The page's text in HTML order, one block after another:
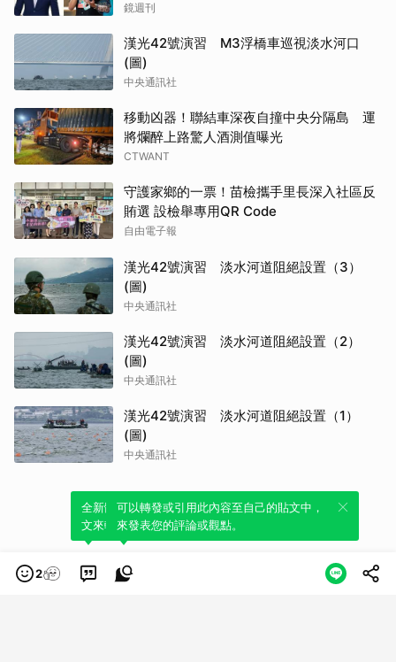
鏡週刊
漢光42號演習 M3浮橋車巡視淡水河口
(圖)
中央通訊社
移動凶器！聯結車深夜自撞中央分隔島 運
將爛醉上路驚人酒測值曝光
CTWANT
守護家鄉的一票！苗檢攜手里長深入社區反
賄選 設檢舉專用QR Code
自由電子報
漢光42號演習 淡水河道阻絕設置（3）
(圖)
中央通訊社
漢光42號演習 淡水河道阻絕設置（2）
(圖)
中央通訊社
漢光42號演習 淡水河道阻絕設置（1）
(圖)
中央通訊社
2
全新體驗！一鍵引用此內容，透過發布貼
文來輕鬆表達個人立場。
可以轉發或引用此內容至自己的貼文中，
來發表您的評論或觀點。